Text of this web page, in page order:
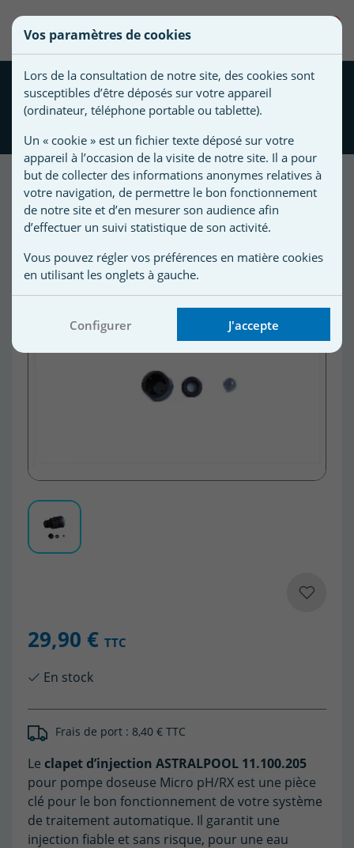
Clapet d'injection pour
pompe doseuse Micro
29,90 € TTC
En stock
Frais de port : 8,40 € TTC
Le clapet d’injection ASTRALPOOL 11.100.205
pour pompe doseuse Micro pH/RX est une pièce
clé pour le bon fonctionnement de votre système
de traitement automatique. Il garantit une
injection fiable et sans risque, pour une eau
Créer une nouvelle liste
une
liste
Nom de
d'envies
Vous
devez
être
connecté
pour
ajouter
des
produits
à
votre
liste
Vos paramètres de cookies
Lors de la consultation de notre site, des cookies sont
susceptibles d’être déposés sur votre appareil
(ordinateur, téléphone portable ou tablette).
Un « cookie » est un fichier texte déposé sur votre
appareil à l’occasion de la visite de notre site. Il a pour
but de collecter des informations anonymes relatives à
votre navigation, de permettre le bon fonctionnement
de notre site et d’en mesurer son audience afin
d’effectuer un suivi statistique de son activité.
Vous pouvez régler vos préférences en matière cookies
en utilisant les onglets à gauche.
Configurer J'accepte